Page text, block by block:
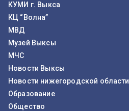
КУМИ г. Выкса
КЦ “Волна”
МВД
Музей Выксы
МЧС
Новости Выксы
Новости нижегородской области
Образование
Общество